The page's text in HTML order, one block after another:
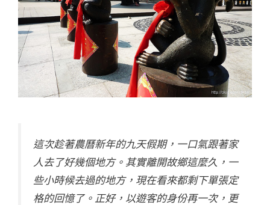
這次趁著農曆新年的九天假期，一口氣跟著家
人去了好幾個地方。其實離開故鄉這麼久，一
些小時候去過的地方，現在看來都剩下單張定
格的回憶了。正好，以遊客的身份再一次，更